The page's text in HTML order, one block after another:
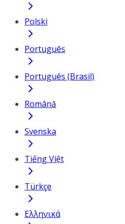
Polski
Português
Português (Brasil)
Română
Svenska
Tiếng Việt
Türkçe
Ελληνικά